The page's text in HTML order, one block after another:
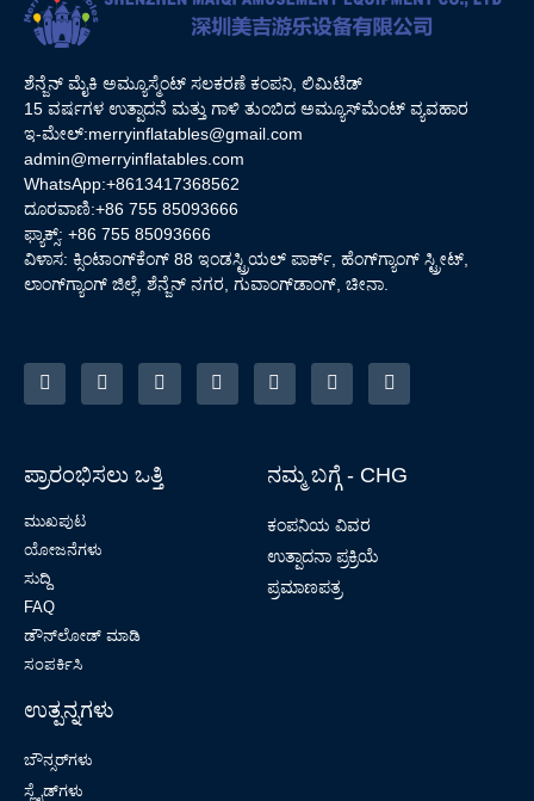
ಶೆನ್ಜೆನ್ ಮೈಕಿ ಅಮ್ಯೂಸ್ಮೆಂಟ್ ಸಲಕರಣೆ ಕಂಪನಿ, ಲಿಮಿಟೆಡ್
15 ವರ್ಷಗಳ ಉತ್ಪಾದನೆ ಮತ್ತು ಗಾಳಿ ತುಂಬಿದ ಅಮ್ಯೂಸ್‌ಮೆಂಟ್ ವ್ಯವಹಾರ
ಇ-ಮೇಲ್:merryinflatables@gmail.com
admin@merryinflatables.com
WhatsApp:+8613417368562
ದೂರವಾಣಿ:+86 755 85093666
ಫ್ಯಾಕ್ಸ್: +86 755 85093666
ವಿಳಾಸ: ಕ್ಸಿಂಟಾಂಗ್‌ಕೆಂಗ್ 88 ಇಂಡಸ್ಟ್ರಿಯಲ್ ಪಾರ್ಕ್, ಹೆಂಗ್‌ಗ್ಯಾಂಗ್ ಸ್ಟ್ರೀಟ್,
ಲಾಂಗ್‌ಗ್ಯಾಂಗ್ ಜಿಲ್ಲೆ, ಶೆನ್ಜೆನ್ ನಗರ, ಗುವಾಂಗ್‌ಡಾಂಗ್, ಚೀನಾ.
ಪ್ರಾರಂಭಿಸಲು ಒತ್ತಿ
ಮುಖಪುಟ
ಯೋಜನೆಗಳು
ಸುದ್ದಿ
FAQ
ಡೌನ್‌ಲೋಡ್ ಮಾಡಿ
ಸಂಪರ್ಕಿಸಿ
ನಮ್ಮ ಬಗ್ಗೆ - CHG
ಕಂಪನಿಯ ವಿವರ
ಉತ್ಪಾದನಾ ಪ್ರಕ್ರಿಯೆ
ಪ್ರಮಾಣಪತ್ರ
ಉತ್ಪನ್ನಗಳು
ಬೌನ್ಸರ್‌ಗಳು
ಸ್ಲೈಡ್‌ಗಳು